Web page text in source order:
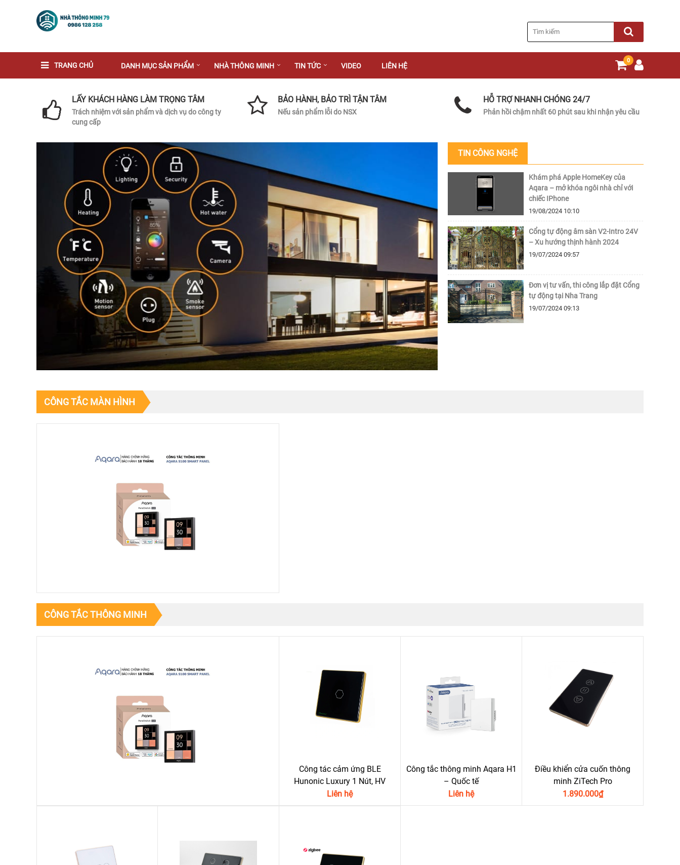
TRANG CHỦ DANH MỤC SẢN PHẨM NHÀ THÔNG MINH TIN TỨC VIDEO LIÊN HỆ
0
LẤY KHÁCH HÀNG LÀM TRỌNG TÂM
Trách nhiệm với sản phẩm và dịch vụ do công ty
cung cấp
BẢO HÀNH, BẢO TRÌ TẬN TÂM
Nếu sản phẩm lỗi do NSX
HỖ TRỢ NHANH CHÓNG 24/7
Phản hồi chậm nhất 60 phút sau khi nhận yêu cầu
TIN CÔNG NGHỆ
Khám phá Apple HomeKey của
Aqara – mở khóa ngôi nhà chỉ với
chiếc IPhone
19/08/2024 10:10
Cổng tự động âm sàn V2-Intro 24V
– Xu hướng thịnh hành 2024
19/07/2024 09:57
Đơn vị tư vấn, thi công lắp đặt Cổng
tự động tại Nha Trang
19/07/2024 09:13
CÔNG TẮC MÀN HÌNH
CÔNG TẮC THÔNG MINH
Công tác cảm ứng BLE
Hunonic Luxury 1 Nút, HV
Liên hệ
Công tắc thông minh Aqara H1
– Quốc tế
Liên hệ
Điều khiển cửa cuốn thông
minh ZiTech Pro
₫
1.890.000